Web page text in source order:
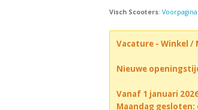
Visch Scooters: Voorpagina
Vacature - Winkel /
Nieuwe
Vanaf 1 januari
Maandag